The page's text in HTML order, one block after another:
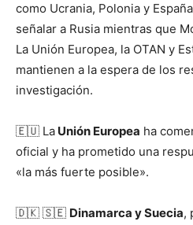
como Ucrania, Polonia y
señalar a Rusia mientras que
La Unión Europea, la OTAN y
mantienen a la espera de los
investigación.
🇪🇺 La Unión Europea ha
oficial y ha prometido una
«la más fuerte posible».
🇩🇰 🇸🇪 Dinamarca y Suecia,